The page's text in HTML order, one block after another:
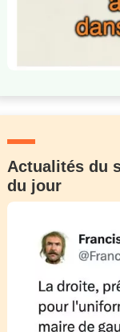
Actualités du
du jour